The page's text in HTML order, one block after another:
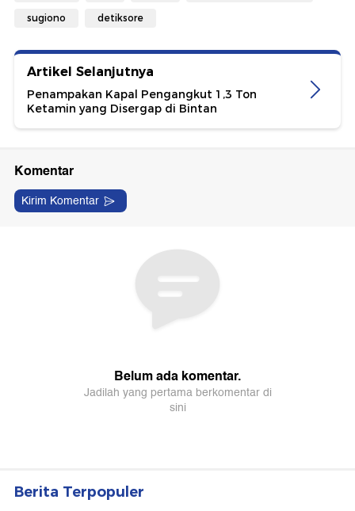
sugiono detiksore
Artikel Selanjutnya
Penampakan Kapal Pengangkut 1,3 Ton
Ketamin yang Disergap di Bintan
Berita Terpopuler